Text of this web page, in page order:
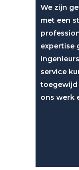
We zijn
met een
expertise
service
toegewijd
ons werk